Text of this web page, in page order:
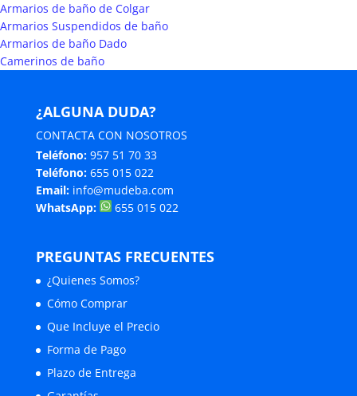
Armarios de baño de Colgar
Armarios Suspendidos de baño
Armarios de baño Dado
Camerinos de baño
¿ALGUNA DUDA?
CONTACTA CON NOSOTROS
Teléfono: 957 51 70 33
Teléfono: 655 015 022
Email: info@mudeba.com
WhatsApp:
655 015 022
PREGUNTAS FRECUENTES
¿Quienes Somos?
Cómo Comprar
Que Incluye el Precio
Forma de Pago
Plazo de Entrega